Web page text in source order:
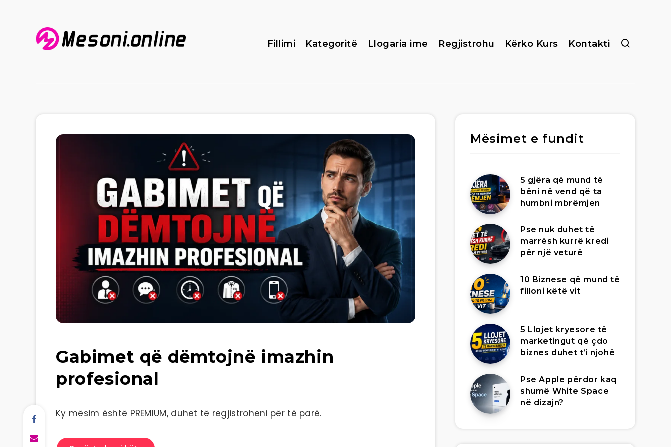
Fillimi Kategoritë Llogaria ime Regjistrohu Kërko Kurs Kontakti
Gabimet që dëmtojnë imazhin
profesional
Ky mësim është PREMIUM, duhet të regjistroheni për të parë.
Mësimet e fundit
5 gjëra që mund të
bëni në vend që ta
humbni mbrëmjen
Pse nuk duhet të
marrësh kurrë kredi
për një veturë
10 Biznese që mund të
filloni këtë vit
5 Llojet kryesore të
marketingut që çdo
biznes duhet t’i njohë
Pse Apple përdor kaq
shumë White Space
në dizajn?